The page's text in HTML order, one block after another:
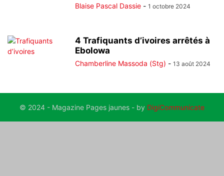
Blaise Pascal Dassie - 1 octobre 2024
4 Trafiquants d’ivoires arrêtés à
Ebolowa
Chamberline Massoda (Stg) - 13 août 2024
© 2024 - Magazine Pages jaunes - by DigiCommunicate